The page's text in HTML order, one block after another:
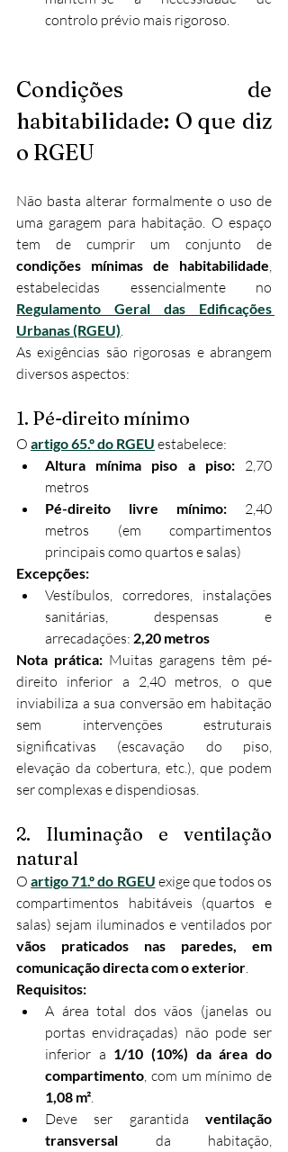
controlo prévio mais rigoroso.
Condições de
habitabilidade: O que diz
o RGEU
Não basta alterar formalmente o uso de
uma garagem para habitação. O espaço
condições mínimas de habitabilidade,
Regulamento Geral das Edificações
Urbanas (RGEU).
As exigências são rigorosas e abrangem
diversos aspectos:
1. Pé-direito mínimo
O artigo 65.º do RGEU estabelece:
Altura mínima piso a piso: 2,70
metros
Pé-direito livre mínimo: 2,40
metros (em compartimentos
principais como quartos e salas)
Excepções:
Vestíbulos, corredores, instalações
sanitárias, despensas e
arrecadações: 2,20 metros
Nota prática: Muitas garagens têm pé-
direito inferior a 2,40 metros, o que
inviabiliza a sua conversão em habitação
sem intervenções estruturais
significativas (escavação do piso,
elevação da cobertura, etc.), que podem
ser complexas e dispendiosas.
2. Iluminação e ventilação
natural
O artigo 71.º do RGEU exige que todos os
compartimentos habitáveis (quartos e
vãos praticados nas paredes, em
comunicação directa com o exterior.
Requisitos:
A área total dos vãos (janelas ou
portas envidraçadas) não pode ser
inferior a 1/10 (10%) da área do
compartimento
1,08 m².
Deve ser garantida ventilação
transversal da habitação,